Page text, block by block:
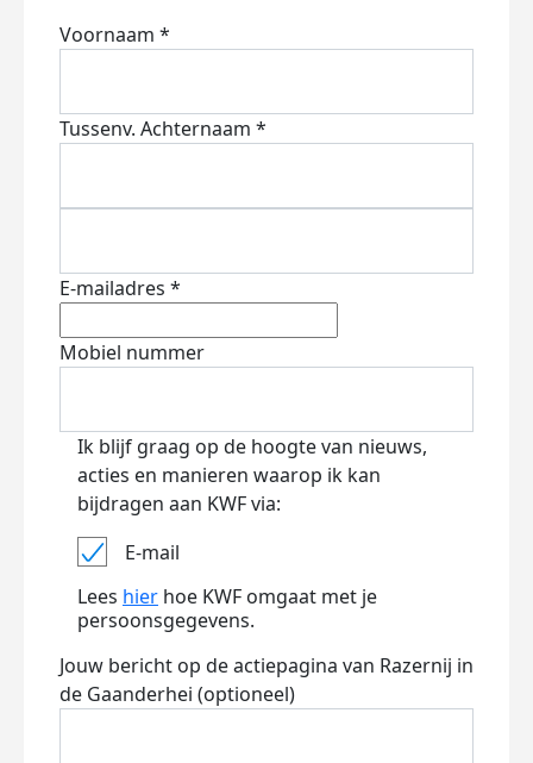
Voornaam *
Tussenv. Achternaam *
E-mailadres *
Mobiel nummer
Ik blijf graag op de hoogte van nieuws,
acties en manieren waarop ik kan
bijdragen aan KWF via:
E-mail
Lees hier hoe KWF omgaat met je
persoonsgegevens.
Jouw bericht op de actiepagina van Razernij in
de Gaanderhei (optioneel)